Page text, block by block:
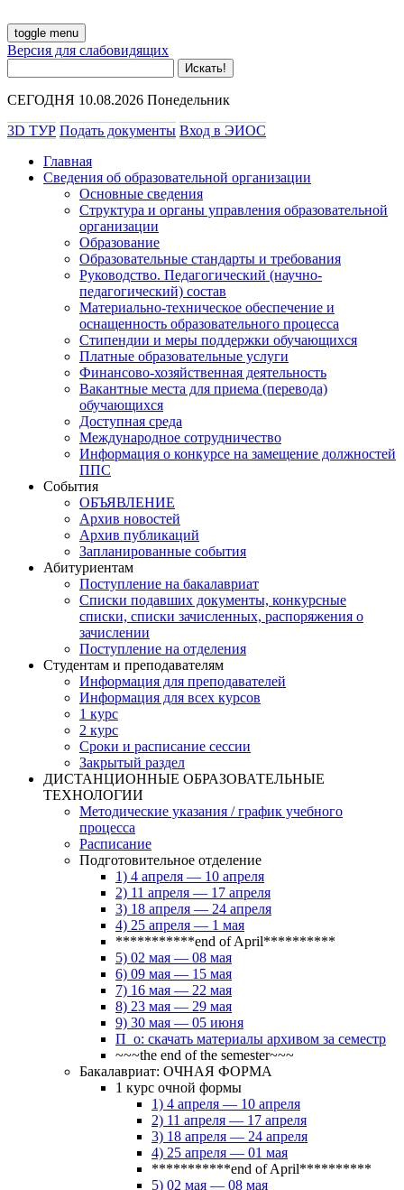
toggle menu
Версия для слабовидящих
СЕГОДНЯ 10.08.2026 Понедельник
3D ТУР Подать документы Вход в ЭИОС
Главная
Сведения об образовательной организации
Основные сведения
Структура и органы управления образовательной
организации
Образование
Образовательные стандарты и требования
Руководство. Педагогический (научно-
педагогический) состав
Материально-техническое обеспечение и
оснащенность образовательного процесса
Стипендии и меры поддержки обучающихся
Платные образовательные услуги
Финансово-хозяйственная деятельность
Вакантные места для приема (перевода)
обучающихся
Доступная среда
Международное сотрудничество
Информация о конкурсе на замещение должностей
ППС
События
ОБЪЯВЛЕНИЕ
Архив новостей
Архив публикаций
Запланированные события
Абитуриентам
Поступление на бакалавриат
Списки подавших документы, конкурсные
списки, списки зачисленных, распоряжения о
зачислении
Поступление на отделения
Студентам и преподавателям
Информация для преподавателей
Информация для всех курсов
1 курс
2 курс
Сроки и расписание сессии
Закрытый раздел
ДИСТАНЦИОННЫЕ ОБРАЗОВАТЕЛЬНЫЕ
ТЕХНОЛОГИИ
Методические указания / график учебного
процесса
Расписание
Подготовительное отделение
1) 4 апреля — 10 апреля
2) 11 апреля — 17 апреля
3) 18 апреля — 24 апреля
4) 25 апреля — 1 мая
***********end of April**********
5) 02 мая — 08 мая
6) 09 мая — 15 мая
7) 16 мая — 22 мая
8) 23 мая — 29 мая
9) 30 мая — 05 июня
П_о: скачать материалы архивом за семестр
~~~the end of the semester~~~
Бакалавриат: ОЧНАЯ ФОРМА
1 курс очной формы
1) 4 апреля — 10 апреля
2) 11 апреля — 17 апреля
3) 18 апреля — 24 апреля
4) 25 апреля — 01 мая
***********end of April**********
5) 02 мая — 08 мая